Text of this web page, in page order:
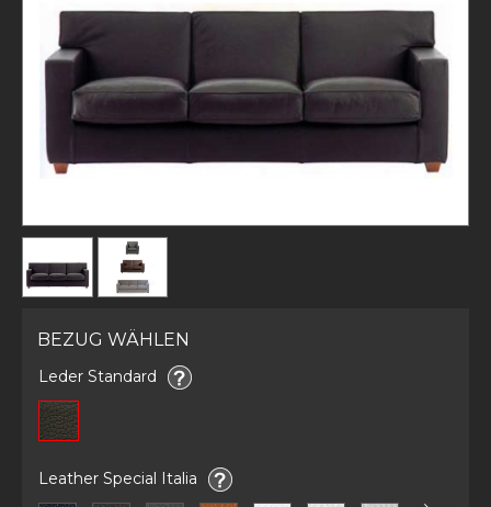
BEZUG WÄHLEN
Leder Standard
Leather Special Italia